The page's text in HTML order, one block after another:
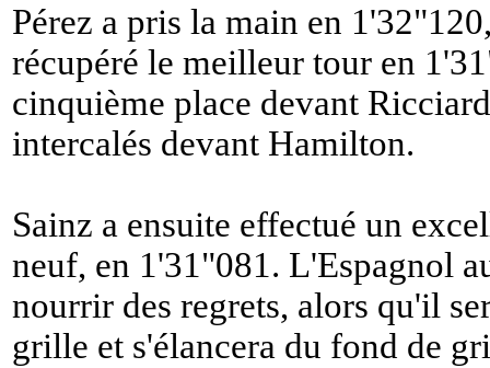
Pérez a pris la main en
récupéré le meilleur tour en
cinquième place devant
intercalés devant Hamilton.
Sainz a ensuite effectué un
neuf, en 1'31"081. L'Espagnol
nourrir des regrets, alors qu'il
grille et s'élancera du fond de